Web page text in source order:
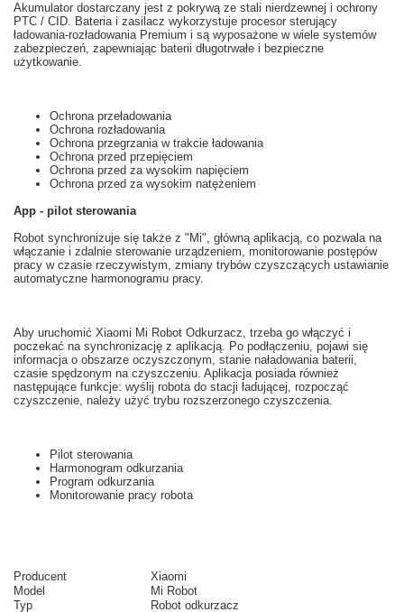
Akumulator dostarczany jest z pokrywą ze stali nierdzewnej i ochrony
PTC / CID. Bateria i zasilacz wykorzystuje procesor sterujący
ładowania-rozładowania Premium i są wyposażone w wiele systemów
zabezpieczeń, zapewniając baterii długotrwałe i bezpieczne
użytkowanie.
Ochrona przeładowania
Ochrona rozładowania
Ochrona przegrzania w trakcie ładowania
Ochrona przed przepięciem
Ochrona przed za wysokim napięciem
Ochrona przed za wysokim natężeniem
App - pilot sterowania
Robot synchronizuje się także z " Mi", główną aplikacją, co pozwala na
włączanie i zdalnie sterowanie urządzeniem, monitorowanie postępów
pracy w czasie rzeczywistym, zmiany trybów czyszczących ustawianie
automatyczne harmonogramu pracy.
Aby uruchomić Xiaomi Mi Robot Odkurzacz, trzeba go włączyć i
poczekać na synchronizację z aplikacją. Po podłączeniu, pojawi się
informacja o obszarze oczyszczonym, stanie naładowania baterii,
czasie spędzonym na czyszczeniu. Aplikacja posiada również
następujące funkcje: wyślij robota do stacji ładującej, rozpocząć
czyszczenie, należy użyć trybu rozszerzonego czyszczenia.
Pilot sterowania
Harmonogram odkurzania
Program odkurzania
Monitorowanie pracy robota
Producent
Xiaomi
Model
Mi Robot
Typ
Robot odkurzacz